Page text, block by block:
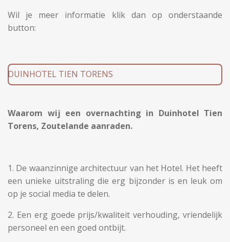
Wil je meer informatie klik dan op onderstaande
button:
DUINHOTEL TIEN TORENS
Waarom wij een overnachting in Duinhotel Tien
Torens, Zoutelande aanraden.
1. De waanzinnige architectuur van het Hotel. Het heeft
een unieke uitstraling die erg bijzonder is en leuk om
op je social media te delen.
2. Een erg goede prijs/kwaliteit verhouding, vriendelijk
personeel en een goed ontbijt.